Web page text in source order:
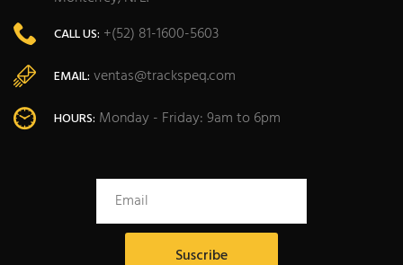
CALL US: +(52) 81-1600-5603
EMAIL: ventas@trackspeq.com
HOURS: Monday - Friday: 9am to 6pm